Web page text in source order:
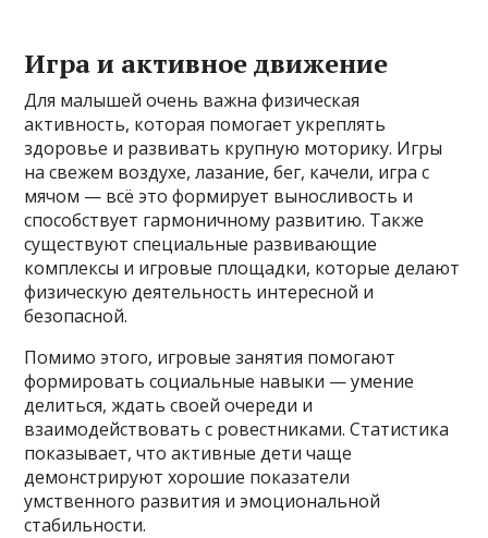
Игра и активное движение
Для малышей очень важна физическая
активность, которая помогает укреплять
здоровье и развивать крупную моторику. Игры
на свежем воздухе, лазание, бег, качели, игра с
мячом — всё это формирует выносливость и
способствует гармоничному развитию. Также
существуют специальные развивающие
комплексы и игровые площадки, которые делают
физическую деятельность интересной и
безопасной.
Помимо этого, игровые занятия помогают
формировать социальные навыки — умение
делиться, ждать своей очереди и
взаимодействовать с ровестниками. Статистика
показывает, что активные дети чаще
демонстрируют хорошие показатели
умственного развития и эмоциональной
стабильности.